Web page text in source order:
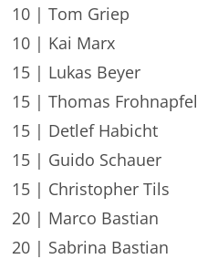
10 | Tom Griep
10 | Kai Marx
15 | Lukas Beyer
15 | Thomas Frohnapfel
15 | Detlef Habicht
15 | Guido Schauer
15 | Christopher Tils
20 | Marco Bastian
20 | Sabrina Bastian